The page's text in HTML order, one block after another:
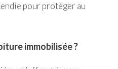
pour protéger au
immobilisée ?